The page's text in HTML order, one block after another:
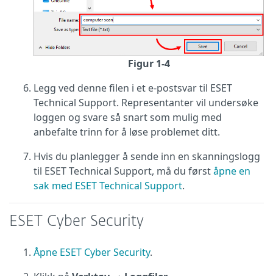
Figur 1-4
Legg ved denne filen i et e-postsvar til ESET
Technical Support. Representanter vil undersøke
loggen og svare så snart som mulig med
anbefalte trinn for å løse problemet ditt.
Hvis du planlegger å sende inn en skanningslogg
til ESET Technical Support, må du førståpne en
sak med ESET Technical Support.
ESET Cyber Security
Åpne ESET Cyber Security.